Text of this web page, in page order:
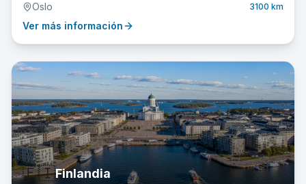
Oslo 3100 km
Ver más información
🇫🇮Finlandia